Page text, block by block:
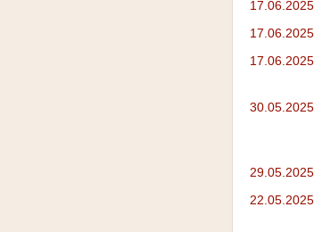
17.06.2025
17.06.2025
17.06.2025
30.05.2025
29.05.2025
22.05.2025